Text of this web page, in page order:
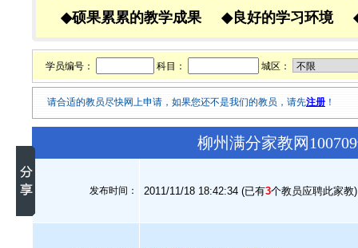
◆硕果累累的教学成果 ◆良好的学习环境
学员编号： 科目： 城区：
请合适的教员尽快网上申请，如果您还不是我们的教员，请先注册 ！
柳州满分家教网
发布时间： 2011/11/18 18:42:34 (已有3个教员应聘此家教)